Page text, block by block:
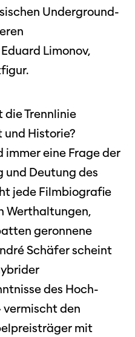
Underground-
Limonov,
Trennlinie
und Historie?
immer eine Frage der
und Deutung des
jede Filmbiografie
Werthaltungen,
geronnene
Schäfer scheint
des Hoch-
vermischt den
mit